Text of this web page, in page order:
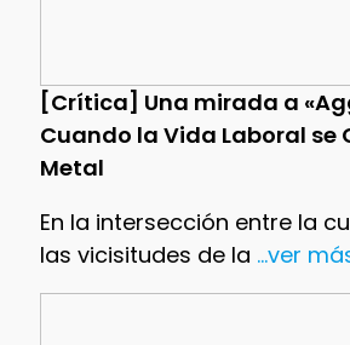
[Crítica] Una mirada a
Cuando la Vida Laboral se
Metal
En la intersección entre la
las vicisitudes de la ...ver